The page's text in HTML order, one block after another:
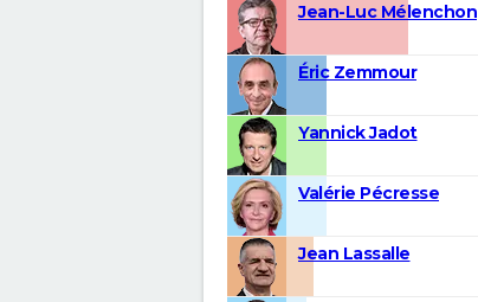
Jean-Luc Mélenchon
Éric Zemmour
Yannick Jadot
Valérie Pécresse
Jean Lassalle